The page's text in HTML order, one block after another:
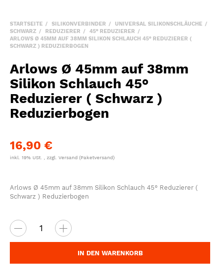
STARTSEITE SILIKONVERBINDER
UNIVERSAL SILIKONSCHLÄUCHE
SCHWARZ
REDUZIERER
45° REDUZIERER
ARLOWS Ø 45MM AUF 38MM SILIKON SCHLAUCH 45° REDUZIERER (
SCHWARZ ) REDUZIERBOGEN
Arlows Ø 45mm auf 38mm
Silikon Schlauch 45°
Reduzierer ( Schwarz )
Reduzierbogen
16,90 €
inkl. 19% USt. , zzgl. Versand (Paketversand)
Arlows Ø 45mm auf 38mm Silikon Schlauch 45° Reduzierer (
Schwarz ) Reduzierbogen
IN DEN WARENKORB